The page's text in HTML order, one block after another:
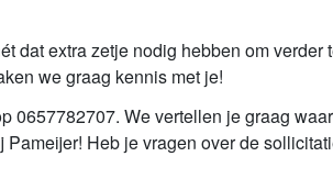
dat extra zetje nodig hebben om
we graag kennis met je!
0657782707. We vertellen je graag
Heb je vragen over de